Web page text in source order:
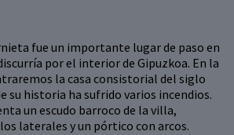
fue un importante lugar de paso en
por el interior de Gipuzkoa. En la
la casa consistorial del siglo
su historia ha sufrido varios incendios.
un escudo barroco de la villa,
laterales y un pórtico con arcos.